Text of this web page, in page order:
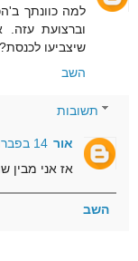
למה כוונתך
וברצועת עזה.
שיצביעו
השב
תשובות
אור 14 בפברואר 2020 בשעה 15:24
אז אני
השב